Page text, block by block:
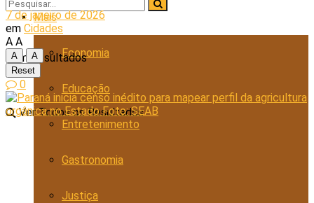
Mais
Economia
Educação
Entretenimento
Gastronomia
Justiça
Sem Resultados
Ver Todos os Resultados
7 de janeiro de 2026
em Cidades
A A
A
A
Reset
0